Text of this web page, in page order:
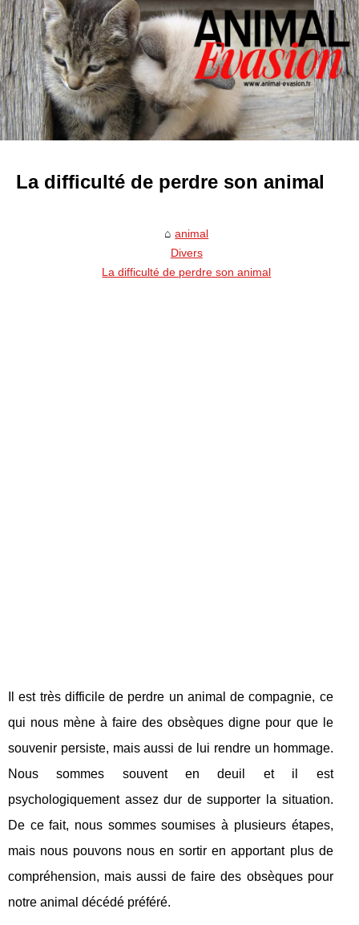
La difficulté de perdre son animal
animal
Divers
La difficulté de perdre son animal
Il est très difficile de perdre un animal de compagnie, ce
qui nous mène à faire des obsèques digne pour que le
souvenir persiste, mais aussi de lui rendre un hommage.
Nous sommes souvent en deuil et il est
psychologiquement assez dur de supporter la situation.
De ce fait, nous sommes soumises à plusieurs étapes,
mais nous pouvons nous en sortir en apportant plus de
compréhension, mais aussi de faire des obsèques pour
notre animal décédé préféré.